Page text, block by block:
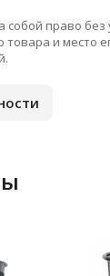
собой право
и место